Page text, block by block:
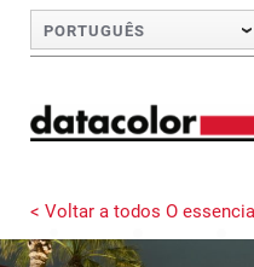
Skip to Main Content
PORTUGUÊS
< Voltar a todos O